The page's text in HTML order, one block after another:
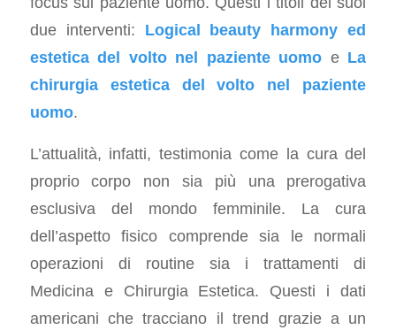
due interventi: Logical beauty harmony ed
estetica del volto nel paziente uomo e La
chirurgia estetica del volto nel paziente
uomo.
L’attualità, infatti, testimonia come la cura del
proprio corpo non sia più una prerogativa
esclusiva del mondo femminile. La cura
dell’aspetto fisico comprende sia le normali
operazioni di routine sia i trattamenti di
Medicina e Chirurgia Estetica. Questi i dati
americani che tracciano il trend grazie a un